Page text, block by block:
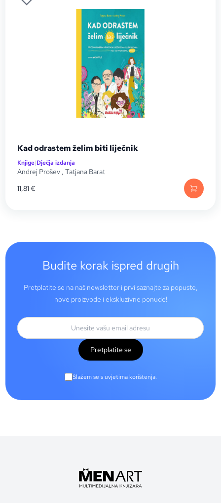
Kad odrastem želim biti liječnik
Knjige|Dječja izdanja
Andrej Prošev ,Tatjana Barat
11,81€
Budite korak ispred drugih
Pretplatite se na naš newsletter i prvi saznajte za popuste,
nove proizvode i ekskluzivne ponude!
Pretplatite se
Slažem se s uvjetima korištenja.